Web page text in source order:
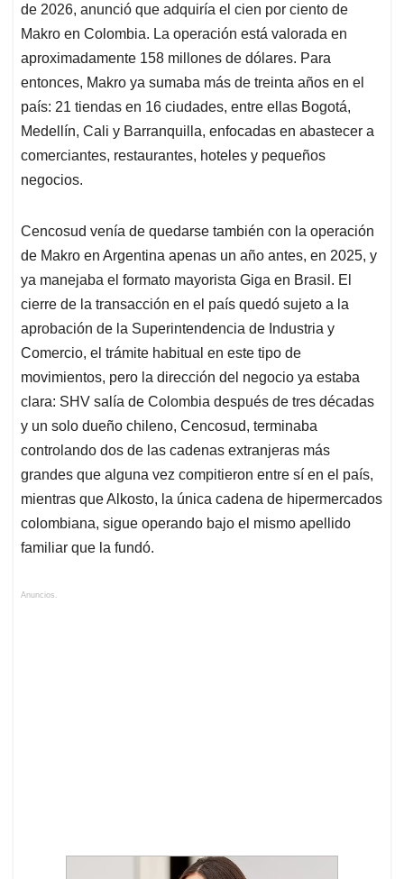
de 2026, anunció que adquiría el cien por ciento de
Makro en Colombia. La operación está valorada en
aproximadamente 158 millones de dólares. Para
entonces, Makro ya sumaba más de treinta años en el
país: 21 tiendas en 16 ciudades, entre ellas Bogotá,
Medellín, Cali y Barranquilla, enfocadas en abastecer a
comerciantes, restaurantes, hoteles y pequeños
negocios.
Cencosud venía de quedarse también con la operación
de Makro en Argentina apenas un año antes, en 2025, y
ya manejaba el formato mayorista Giga en Brasil. El
cierre de la transacción en el país quedó sujeto a la
aprobación de la Superintendencia de Industria y
Comercio, el trámite habitual en este tipo de
movimientos, pero la dirección del negocio ya estaba
clara: SHV salía de Colombia después de tres décadas
y un solo dueño chileno, Cencosud, terminaba
controlando dos de las cadenas extranjeras más
grandes que alguna vez compitieron entre sí en el país,
mientras que Alkosto, la única cadena de hipermercados
colombiana, sigue operando bajo el mismo apellido
familiar que la fundó.
Anuncios.